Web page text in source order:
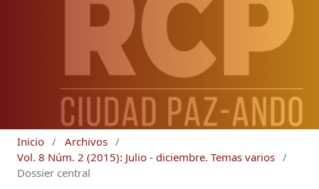
Inicio / Archivos /
Vol. 8 Núm. 2 (2015): Julio - diciembre. Temas varios /
Dossier central